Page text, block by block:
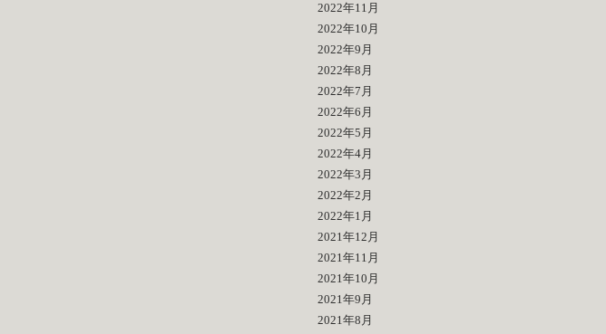
2022年11月
2022年10月
2022年9月
2022年8月
2022年7月
2022年6月
2022年5月
2022年4月
2022年3月
2022年2月
2022年1月
2021年12月
2021年11月
2021年10月
2021年9月
2021年8月